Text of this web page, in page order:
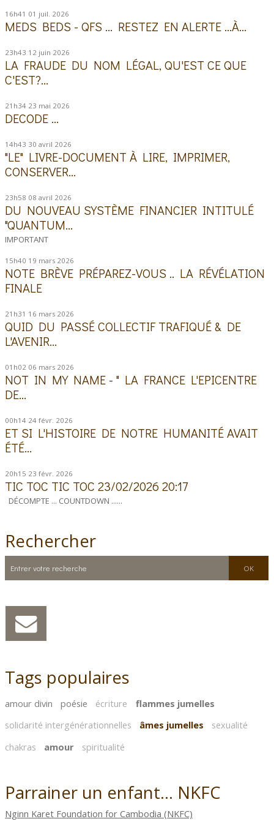
16h41 01 juil. 2026
MEDS BEDS - QFS ... RESTEZ EN ALERTE ...À...
23h43 12 juin 2026
LA FRAUDE DU NOM LÉGAL, QU'EST CE QUE
C'EST?...
21h34 23 mai 2026
DECODE ...
14h43 30 avril 2026
"LE" LIVRE-DOCUMENT À LIRE, IMPRIMER,
CONSERVER...
23h58 08 avril 2026
DU NOUVEAU SYSTÈME FINANCIER INTITULÉ
"QUANTUM...
IMPORTANT
15h40 19 mars 2026
NOTE BRÈVE PRÉPAREZ-VOUS .. LA RÉVÉLATION
FINALE
21h31 16 mars 2026
QUID DU PASSÉ COLLECTIF TRAFIQUÉ & DE
L'AVENIR...
01h02 06 mars 2026
NOT IN MY NAME - " LA FRANCE L'EPICENTRE
DE...
00h14 24 févr. 2026
ET SI L'HISTOIRE DE NOTRE HUMANITÉ AVAIT
ÉTÉ...
20h15 23 févr. 2026
TIC TOC TIC TOC 23/02/2026 20:17
DÉCOMPTE ... COUNTDOWN ......
Rechercher
Tags populaires
amour divin poésie écriture
flammes jumelles
solidarité intergénérationnelles
âmes jumelles
sexualité
chakras
amour spiritualité
Parrainer un enfant... NKFC
Nginn Karet Foundation for Cambodia (NKFC)